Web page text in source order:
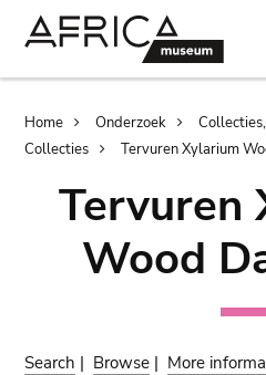
Breadcrumb
Home Onderzoek
Collecties
Tervuren Xylarium
Tervuren
Wood
Search | Browse | More